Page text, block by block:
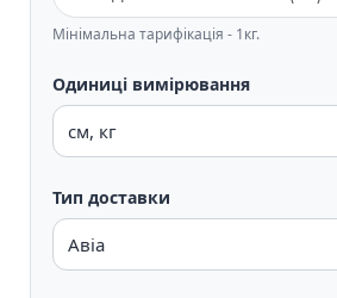
Мінімальна тарифікація - 1кг.
Одиниці вимірювання
Тип доставки